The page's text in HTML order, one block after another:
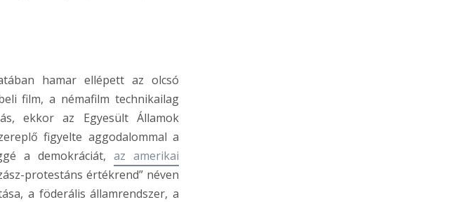
hamar ellépett az olcsó
film, a némafilm technikailag
ekkor az Egyesült Államok
figyelte aggodalommal a
a demokráciát, az amerikai
protestáns értékrend” néven
a föderális államrendszer, a